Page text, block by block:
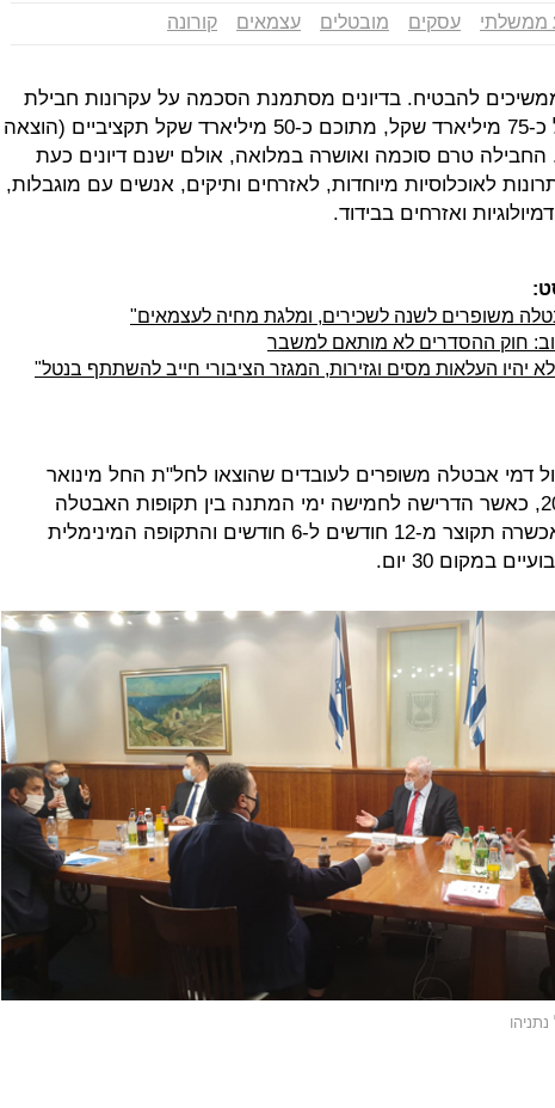
ממשלתי עסקים מובטלים עצמאים קורונה
להבטיח. בדיונים מסתמנת הסכמה על עקרונות חבילת
הסיוע שתעמוד על כ-75 מיליארד שקל, מתוכם כ-50 מיליארד שקל תקציביים (הוצאה
טרם סוכמה ואושרה במלואה, אולם ישנם דיונים כעת
לאוכלוסיות מיוחדות, לאזרחים ותיקים, אנשים עם מוגבלות,
ואזרחים בבידוד.
משופרים לשנה לשכירים, ומלגת מחיה לעצמאים"
חוק ההסדרים לא מותאם למשבר
יהיו העלאות מסים וגזירות, המגזר הציבורי חייב להשתתף בנטל"
דמי אבטלה משופרים לעובדים שהוצאו לחל"ת החל מינואר
2020 ועד ליוני 2021, כאשר הדרישה לחמישה ימי המתנה בין תקופות האבטלה
תבוטל, תקופת האכשרה תקוצר מ-12 חודשים ל-6 חודשים והתקופה המינימלית
במקום 30 יום.